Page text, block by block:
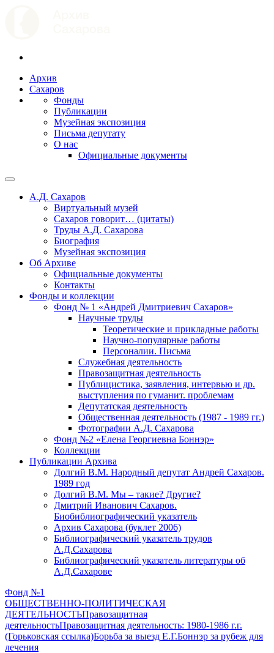
Архив
Сахаров
Фонды
Публикации
Музейная экспозиция
Письма депутату
О нас
Официальные документы
А.Д. Сахаров
Виртуальный музей
Сахаров говорит… (цитаты)
Труды А.Д. Сахарова
Биография
Музейная экспозиция
Об Архиве
Официальные документы
Контакты
Фонды и коллекции
Фонд № 1 «Андрей Дмитриевич Сахаров»
Научные труды
Теоретические и прикладные работы
Научно-популярные работы
Персоналии. Письма
Служебная деятельность
Правозащитная деятельность
Публицистика, заявления, интервью и др.
выступления по гуманит. проблемам
Депутатская деятельность
Общественная деятельность (1987 - 1989 гг.)
Фотографии А.Д. Сахарова
Фонд №2 «Елена Георгиевна Боннэр»
Коллекции
Публикации Архива
Долгий В.М. Народный депутат Андрей Сахаров.
1989 год
Долгий В.М. Мы – такие? Другие?
Дмитрий Иванович Сахаров.
Биобиблиографический указатель
Архив Сахарова (буклет 2006)
Библиографический указатель трудов
А.Д.Сахарова
Библиографический указатель литературы об
А.Д.Сахарове
Фонд №1
ОБЩЕСТВЕННО-ПОЛИТИЧЕСКАЯ
ДЕЯТЕЛЬНОСТЬПравозащитная
деятельностьПравозащитная деятельность: 1980-1986 г.г.
(Горьковская ссылка)Борьба за выезд Е.Г.Боннэр за рубеж для
лечения